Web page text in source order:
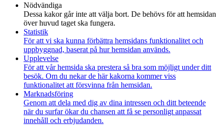
Nödvändiga
Dessa kakor går inte att välja bort. De behövs för att hemsidan
över huvud taget ska fungera.
Statistik
För att vi ska kunna förbättra hemsidans funktionalitet och
uppbyggnad, baserat på hur hemsidan används.
Upplevelse
För att vår hemsida ska prestera så bra som möjligt under ditt
besök. Om du nekar de här kakorna kommer viss
funktionalitet att försvinna från hemsidan.
Marknadsföring
Genom att dela med dig av dina intressen och ditt beteende
när du surfar ökar du chansen att få se personligt anpassat
innehåll och erbjudanden.